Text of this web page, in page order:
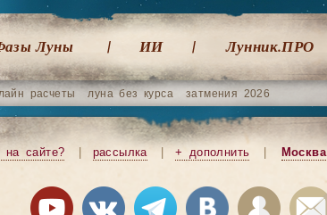
Луны ИИ Лунник.ПРО
расчеты луна без курса затмения 2026
на сайте? рассылка + дополнить Москва